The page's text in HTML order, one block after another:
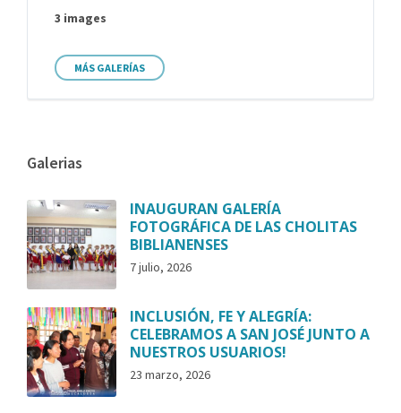
3 images
MÁS GALERÍAS
Galerias
INAUGURAN GALERÍA
FOTOGRÁFICA DE LAS CHOLITAS
BIBLIANENSES
7 julio, 2026
INCLUSIÓN, FE Y ALEGRÍA:
CELEBRAMOS A SAN JOSÉ JUNTO A
NUESTROS USUARIOS!
23 marzo, 2026